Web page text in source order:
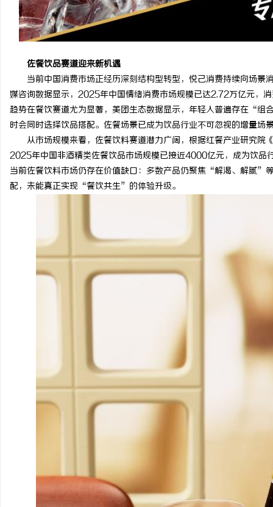
佐餐饮品赛道迎来新机遇
当前中国消费市场正经历深刻结构型转型，悦己消费持续向场
媒咨询数据显示，2025年中国情绪消费市场规模已达2.72万亿元，
趋势在餐饮赛道尤为显著，美团生态数据显示，年轻人普遍存在“
时会同时选择饮品搭配。佐餐场景已成为饮品行业不可忽视的增量场
从市场规模来看，佐餐饮料赛道潜力广阔，根据红餐产业研究
2025年中国非酒精类佐餐饮品市场规模已接近4000亿元，成为饮品
当前佐餐饮料市场仍存在价值缺口：多数产品仍聚焦“解渴、解腻”
配，未能真正实现“餐饮共生”的体验升级。